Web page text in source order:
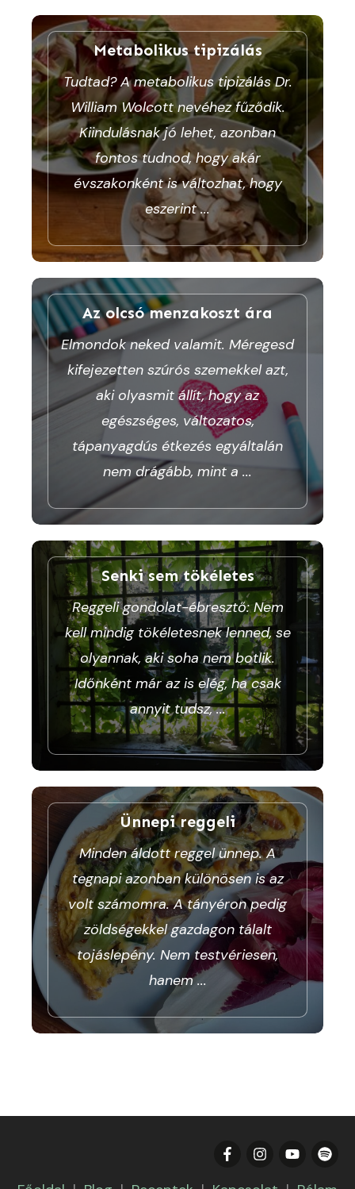
Metabolikus tipizálás
Tudtad? A metabolikus tipizálás Dr.
William Wolcott nevéhez fűződik.
Kiindulásnak jó lehet, azonban
fontos tudnod, hogy akár
évszakonként is változhat, hogy
eszerint...
Az olcsó menzakoszt ára
Elmondok neked valamit. Méregesd
kifejezetten szúrós szemekkel azt,
aki olyasmit állít, hogy az
egészséges, változatos,
tápanyagdús étkezés egyáltalán
nem drágább, mint a ...
Senki sem tökéletes
Reggeli gondolat-ébresztő: Nem
kell mindig tökéletesnek lenned, se
olyannak, aki soha nem botlik.
Időnként már az is elég, ha csak
annyit tudsz,...
Ünnepi reggeli
Minden áldott reggel ünnep. A
tegnapi azonban különösen is az
volt számomra. A tányéron pedig
zöldségekkel gazdagon tálalt
tojáslepény. Nem testvériesen,
hanem...